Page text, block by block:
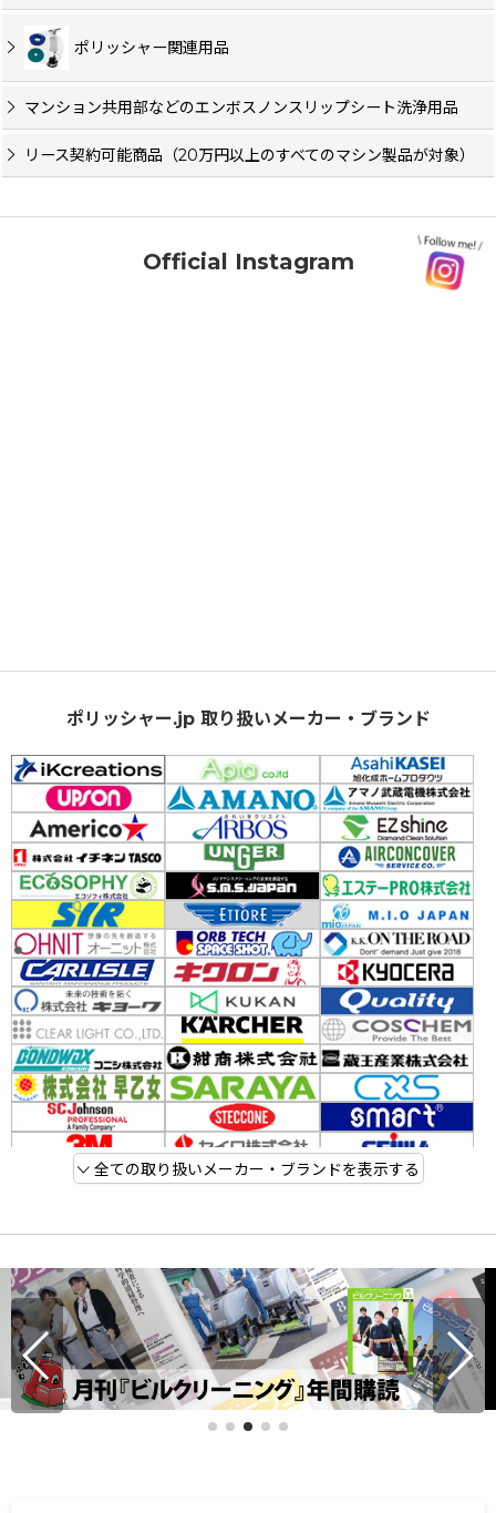
ポリッシャー関連用品
マンション共用部などのエンボスノンスリップシート洗浄用品
リース契約可能商品（20万円以上のすべてのマシン製品が対象）
Official Instagram
ポリッシャー.jp 取り扱いメーカー・ブランド
全ての取り扱いメーカー・ブランドを表示する